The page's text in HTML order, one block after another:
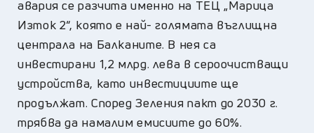
авария се разчита именно на ТЕЦ „Марица
Изток 2“, която е най- голямата въглищна
централа на Балканите. В неяса
инвестирани 1,2 млрд. лева в сероочистващи
устройства, като инвестициите ще
продължат. Според Зеления пакт до 2030 г.
трябва да намалим емисиите до 60%.